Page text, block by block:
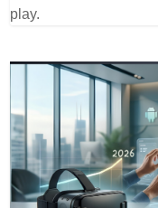
play.